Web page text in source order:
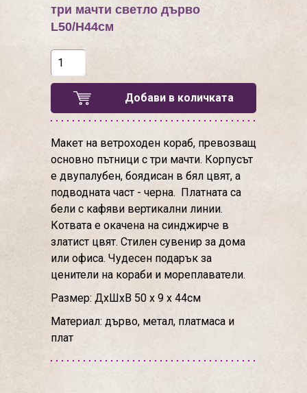
три мачти светло дърво
L50/H44см
Добави в количката
Макет на ветроходен кораб, превозващ
основно пътници с три мачти. Корпусът
е двупалубен, боядисан в бял цвят, а
подводната част - черна. Платната са
бели с кафяви вертикални линии.
Котвата е окачена на синджирче в
златист цвят. Стилен сувенир за дома
или офиса. Чудесен подарък за
ценители на кораби и мореплаватели.
Размер: ДхШхВ 50 х 9 х 44см
Материал: дърво, метал, платмаса и
плат